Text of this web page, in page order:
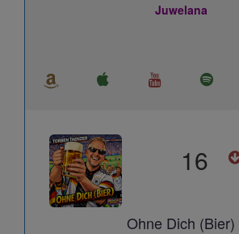
Juwelana
16
Ohne Dich (Bier)